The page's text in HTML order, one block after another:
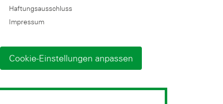
Haftungsausschluss
Impressum
Cookie-Einstellungen anpassen